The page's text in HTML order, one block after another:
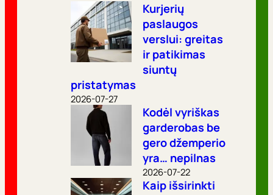
Kurjerių
paslaugos
verslui: greitas
ir patikimas
siuntų
pristatymas
2026-07-27
Kodėl vyriškas
garderobas be
gero džemperio
yra… nepilnas
2026-07-22
Kaip išsirinkti